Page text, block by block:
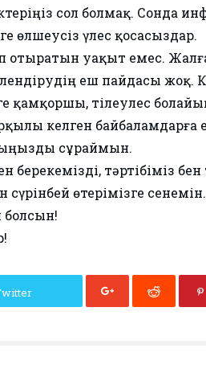
сол болмақ. Сонда
өлшеусіз үлес қосасыздар.
отыратын уақыт емес.
еш пайдасы жоқ.
тілеулес
келген байбаламдарға
сұраймын.
берекемізді, тәртібіміз бен
сүрінбей өтерімізге сенемін.